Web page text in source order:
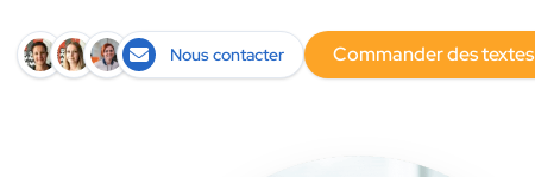
Nous contacter Commander des textes